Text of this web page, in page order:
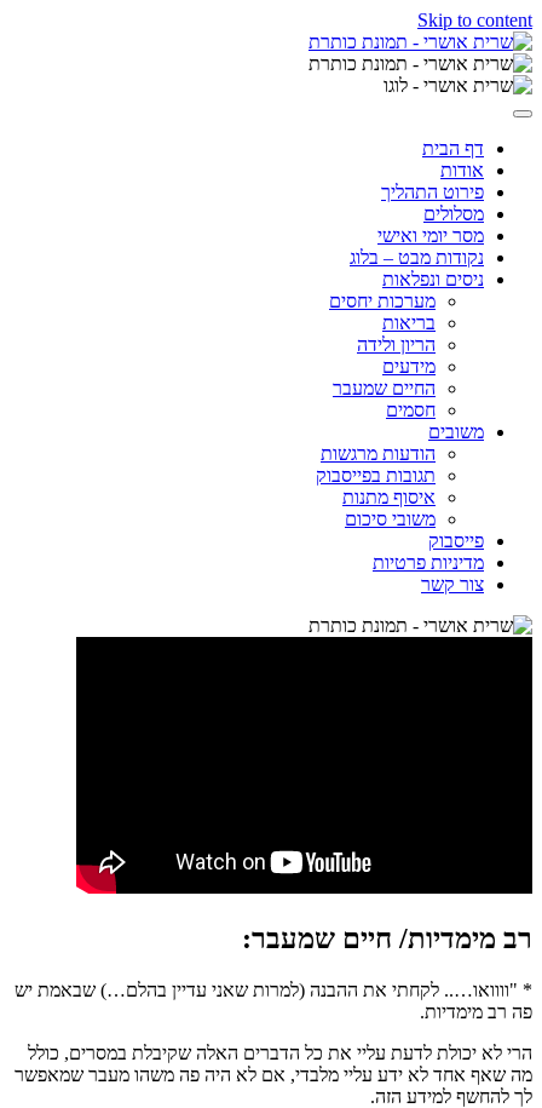
Skip to content
דף הבית
אודות
פירוט התהליך
מסלולים
מסר יומי ואישי
נקודות מבט – בלוג
ניסים ונפלאות
מערכות יחסים
בריאות
הריון ולידה
מידעים
החיים שמעבר
חסמים
משובים
הודעות מרגשות
תגובות בפייסבוק
איסוף מתנות
משובי סיכום
פייסבוק
מדיניות פרטיות
צור קשר
רב מימדיות/ חיים שמעבר:
* "וווואו….. לקחתי את ההבנה (למרות שאני עדיין בהלם…) שבאמת יש
פה רב מימדיות.
הרי לא יכולת לדעת עליי את כל הדברים האלה שקיבלת במסרים, כולל
מה שאף אחד לא ידע עליי מלבדי, אם לא היה פה משהו מעבר שמאפשר
לך להחשף למידע הזה.